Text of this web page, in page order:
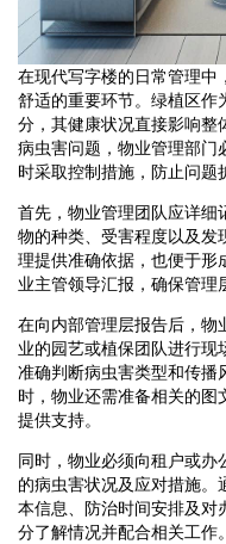
在现代写字楼的日常管理中
舒适的重要环节。绿植区作
分，其健康状况直接影响整
病虫害问题，物业管理部门
时采取控制措施，防止问题
首先，物业管理团队应详细
物的种类、受害程度以及发
理提供准确依据，也便于形
业主管领导汇报，确保管理
在向内部管理层报告后，物
业的园艺或植保团队进行现
准确判断病虫害类型和传播
时，物业还需准备相关的图
提供支持。
同时，物业必须向租户或办
的病虫害状况及应对措施。
本信息、防治时间安排及对
分了解情况并配合相关工作